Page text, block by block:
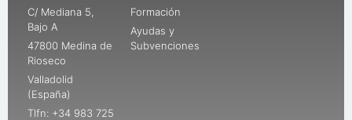
C/ Mediana 5,
Bajo A
47800 Medina de
Rioseco
Valladolid
(España)
Tlfn: +34 983 725
Formación
Ayudas y
Subvenciones